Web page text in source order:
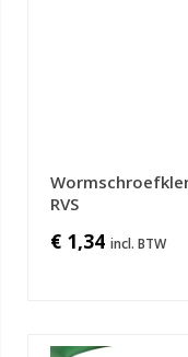
RVS
€ 1,34